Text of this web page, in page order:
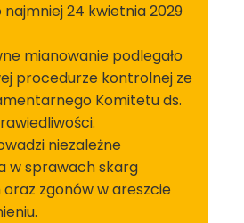
najmniej 24 kwietnia 2029
mianowanie podlegało
procedurze kontrolnej ze
Komitetu ds.
niezależne
w sprawach skarg
zgonów w areszcie